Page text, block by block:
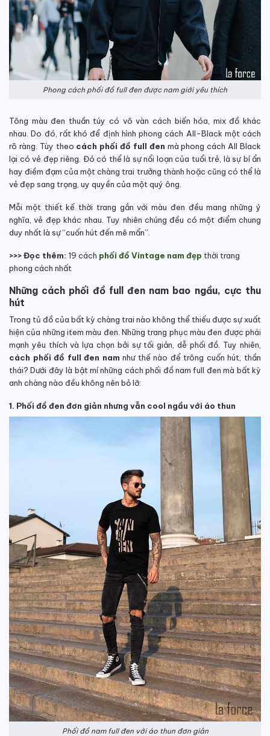
Phong cách phối đồ full đen được nam giới yêu thích
Tông màu đen thuần túy có vô vàn cách biến hóa, mix đồ khác
nhau. Do đó, rất khó để định hình phong cách All-Black một cách
rõ ràng. Tùy theo cách phối đồ full đen mà phong cách All Black
lại có vẻ đẹp riêng. Đó có thể là sự nổi loạn của tuổi trẻ, là sự bí ẩn
hay điềm đạm của một chàng trai trưởng thành hoặc cũng có thể là
vẻ đẹp sang trọng, uy quyền của một quý ông.
Mỗi một thiết kế thời trang gắn với màu đen đều mang những ý
nghĩa, vẻ đẹp khác nhau. Tuy nhiên chúng đều có một điểm chung
duy nhất là sự “cuốn hút đến mê mẩn”.
>>> Đọc thêm: 19 cách phối đồ Vintage nam đẹp thời trang
phong cách nhất
Những cách phối đồ full đen nam bao ngầu, cực thu
hút
Trong tủ đồ của bất kỳ chàng trai nào không thể thiếu được sự xuất
hiện của những item màu đen. Những trang phục màu đen được phái
mạnh yêu thích và lựa chọn bởi sự tối giản, dễ phối đồ. Tuy nhiên,
cách phối đồ full đen nam như thế nào để trông cuốn hút, thần
thái? Dưới đây là bật mí những cách phối đồ nam full đen mà bất kỳ
anh chàng nào đều không nên bỏ lỡ:
1. Phối đồ đen đơn giản nhưng vẫn cool ngầu với áo thun
Phối đồ nam full đen với áo thun đơn giản